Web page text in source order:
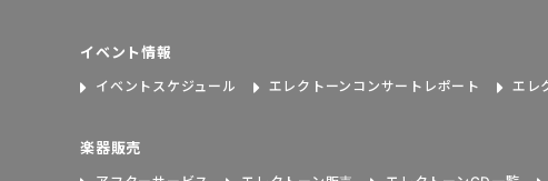
イベント情報
イベントスケジュール エレクトーンコンサートレポート エレ
楽器販売